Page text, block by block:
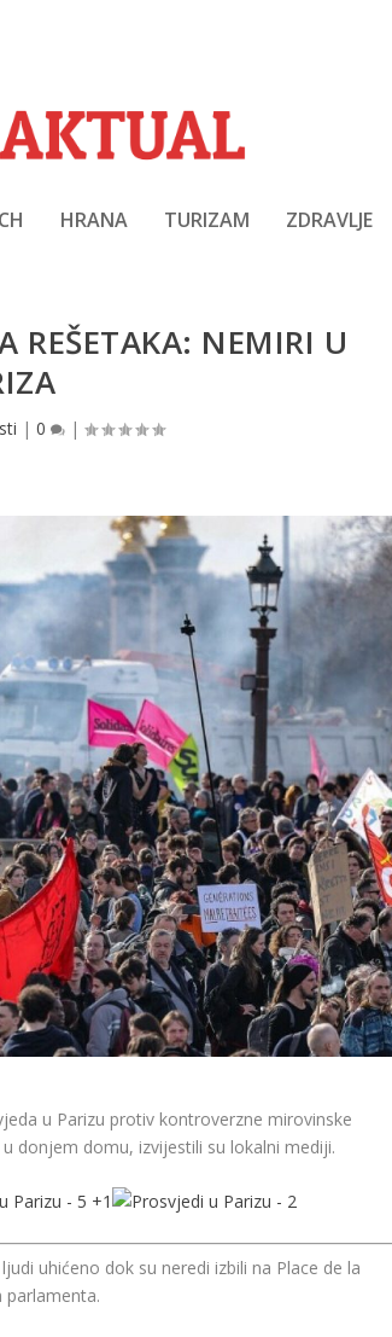
HRANA TURIZAM ZDRAVLJE
REŠETAKA: NEMIRI U
| 0 |
u Parizu protiv kontroverzne mirovinske
donjem domu, izvijestili su lokalni mediji.
+1
uhićeno dok su neredi izbili na Place de la
parlamenta.